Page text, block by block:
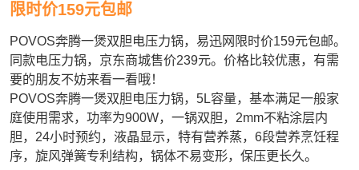
限时价159元包邮
POVOS奔腾一煲双胆电压力锅，易迅网限时价159元包邮。
同款电压力锅，京东商城售价239元。价格比较优惠，有需
要的朋友不妨来看一看哦！
POVOS奔腾一煲双胆电压力锅，5L容量，基本满足一般家
庭使用需求，功率为900W，一锅双胆，2mm不粘涂层内
胆，24小时预约，液晶显示，特有营养蒸，6段营养烹饪程
序，旋风弹簧专利结构，锅体不易变形，保压更长久。